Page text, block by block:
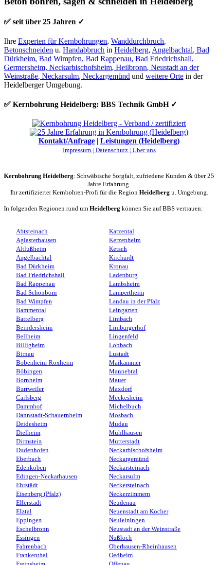
✅ seit über 25 Jahren ✓
Ihre Experten für Kernbohrungen, Wanddurchbruch,
Betonschneiden u. Handabbruch in Heidelberg, Angelbachtal, Bad
Dürkheim, Bad Wimpfen, Bad Rappenau, Bad Friedrichshall,
Germersheim, Neckarbischofsheim, Heilbronn, Neustadt an der
Weinstraße, Neckarsulm, Neckargemünd und weitere Orte in der
Heidelberger Umgebung.
✅ Kernbohrung Heidelberg: BBS Technik GmbH ✓
Kontakt/Anfrage | Leistungen (Heidelberg)
Impressum | Datenschutz | Über uns
Kernbohrung Heidelberg: Schwäbische Sorgfalt, zufriedene Kunden & über 25
Jahre Erfahrung.
Ihr zertifizierter Kernbohren-Profi für die Region Heidelberg u. Umgebung.
In folgenden Regionen rund um Heidelberg können Sie auf BBS vertrauen:
Abtsteinach
Aglasterhausen
Altlußheim
Angelbachtal
Bad Dürkheim
Bad Friedrichshall
Bad Rappenau
Bad Schönborn
Bad Wimpfen
Bammental
Battelberg
Beindersheim
Bellheim
Billigheim
Birnau
Bobenheim-Roxheim
Böbingen
Bornheim
Burrweiler
Carlsberg
Dammhof
Dannstadt-Schauernheim
Deidesheim
Dielheim
Dirmstein
Dudenhofen
Eberbach
Edenkoben
Edingen-Neckarhausen
Ehrstädt
Eisenberg (Pfalz)
Ellerstadt
Elztal
Eppingen
Eschelbronn
Essingen
Fahrenbach
Frankenthal
Katzental
Kerzenheim
Ketsch
Kirchardt
Kronau
Ladenburg
Lambsheim
Lampertheim
Landau in der Pfalz
Leingarten
Limbach
Limburgerhof
Lingenfeld
Lobbach
Lustadt
Maikammer
Mannebtal
Mauer
Maxdorf
Meckesheim
Michelbuch
Mosbach
Mudau
Mühlhausen
Mutterstadt
Neckarbischofsheim
Neckargemünd
Neckarsteinach
Neckarsulm
Neckersteinach
Neckerzimmern
Neudenau
Neuenstadt am Kocher
Neuleiningen
Neustadt an der Weinstraße
Nußloch
Oberhausen-Rheinhausen
Oedheim